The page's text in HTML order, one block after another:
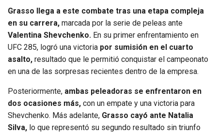
Grasso llega a este combate tras una etapa compleja
en su carrera, marcada por la serie de peleas ante
Valentina Shevchenko. En su primer enfrentamiento en
UFC 285, logró una victoria por sumisión en el cuarto
asalto, resultado que le permitió conquistar el campeonato
en una de las sorpresas recientes dentro de la empresa.
Posteriormente, ambas peleadoras se enfrentaron en
dos ocasiones más, con un empate y una victoria para
Shevchenko. Más adelante, Grasso cayó ante Natalia
Silva, lo que representó su segundo resultado sin triunfo